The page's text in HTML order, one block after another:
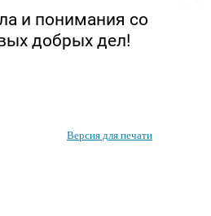
и понимания со
добрых дел!
Версия для печати